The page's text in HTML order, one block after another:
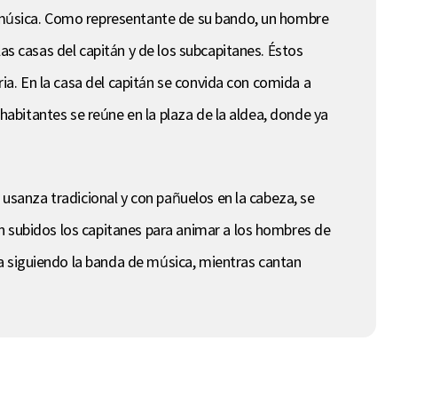
Como representante de su bando, un hombre
casas del capitán y de los subcapitanes. Éstos
En la casa del capitán se convida con comida a
se reúne en la plaza de la aldea, donde ya
tradicional y con pañuelos en la cabeza, se
los capitanes para animar a los hombres de
la banda de música, mientras cantan